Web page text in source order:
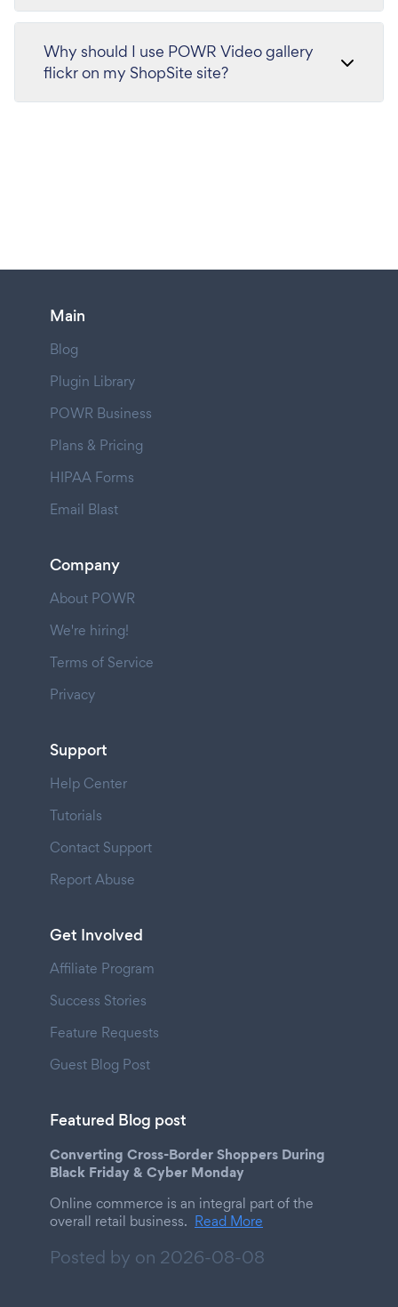
Why should I use POWR Video gallery
flickr on my ShopSite site?
Main
Blog
Plugin Library
POWR Business
Plans & Pricing
HIPAA Forms
Email Blast
Company
About POWR
We're hiring!
Terms of Service
Privacy
Support
Help Center
Tutorials
Contact Support
Report Abuse
Get Involved
Affiliate Program
Success Stories
Feature Requests
Guest Blog Post
Featured Blog post
Converting Cross-Border Shoppers During
Black Friday & Cyber Monday
Online commerce is an integral part of the
overall retail business. Read More
Posted by on 2026-08-08